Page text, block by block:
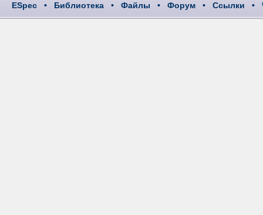
ESpec • Библиотека • Файлы • Форум • Ссылки •